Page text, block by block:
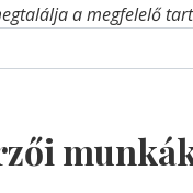
a megfelelő